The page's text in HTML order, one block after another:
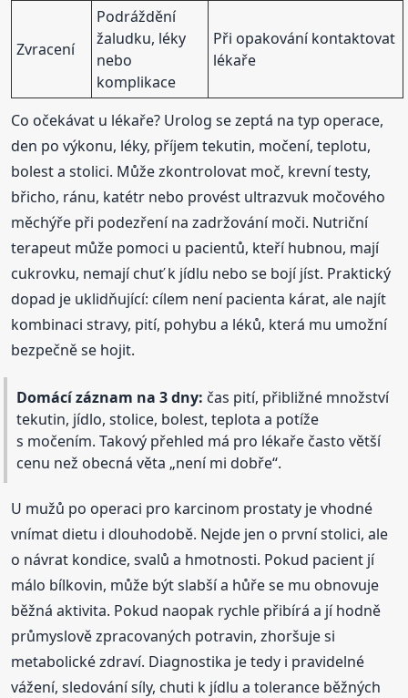
Zvracení
Podráždění
žaludku, léky
nebo
komplikace
Při opakování kontaktovat
lékaře
Co očekávat u lékaře? Urolog se zeptá na typ operace,
den po výkonu, léky, příjem tekutin, močení, teplotu,
bolest a stolici. Může zkontrolovat moč, krevní testy,
břicho, ránu, katétr nebo provést ultrazvuk močového
měchýře při podezření na zadržování moči. Nutriční
terapeut může pomoci u pacientů, kteří hubnou, mají
cukrovku, nemají chuť k jídlu nebo se bojí jíst. Praktický
dopad je uklidňující: cílem není pacienta kárat, ale najít
kombinaci stravy, pití, pohybu a léků, která mu umožní
bezpečně se hojit.
Domácí záznam na 3 dny: čas pití, přibližné množství
tekutin, jídlo, stolice, bolest, teplota a potíže
s močením. Takový přehled má pro lékaře často větší
cenu než obecná věta „není mi dobře“.
U mužů po operaci pro karcinom prostaty je vhodné
vnímat dietu i dlouhodobě. Nejde jen o první stolici, ale
o návrat kondice, svalů a hmotnosti. Pokud pacient jí
málo bílkovin, může být slabší a hůře se mu obnovuje
běžná aktivita. Pokud naopak rychle přibírá a jí hodně
průmyslově zpracovaných potravin, zhoršuje si
metabolické zdraví. Diagnostika je tedy i pravidelné
vážení, sledování síly, chuti k jídlu a tolerance běžných